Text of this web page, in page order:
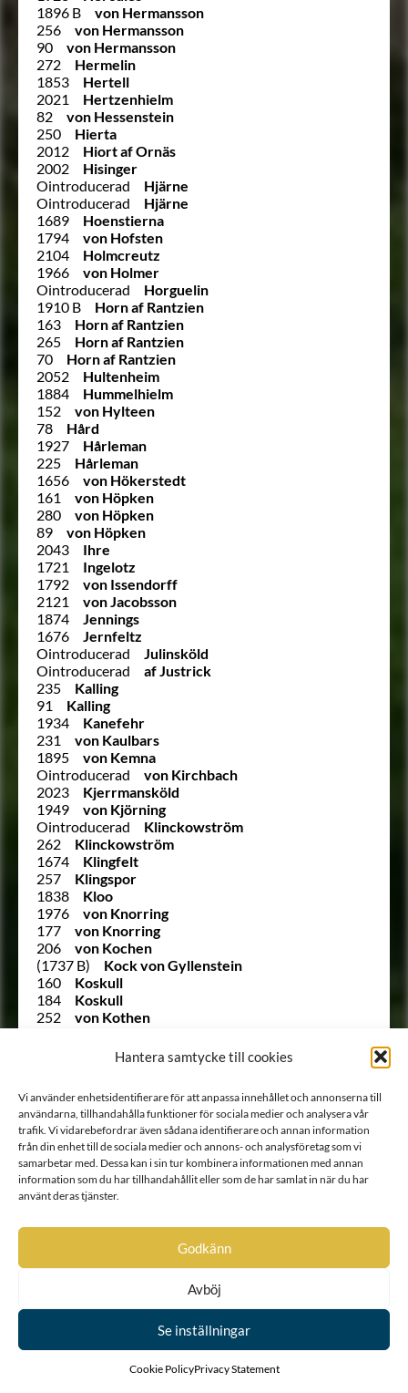
Hantera samtycke till cookies
Vi använder enhetsidentifierare för att anpassa innehållet och annonserna till
användarna, tillhandahålla funktioner för sociala medier och analysera vår
trafik. Vi vidarebefordrar även sådana identifierare och annan information
från din enhet till de sociala medier och annons- och analysföretag som vi
samarbetar med. Dessa kan i sin tur kombinera informationen med annan
information som du har tillhandahållit eller som de har samlat in när du har
använt deras tjänster.
Godkänn
Avböj
Se inställningar
Cookie PolicyPrivacy Statement
1896 B
von Hermansson
256
von Hermansson
90
von Hermansson
272
Hermelin
1853
Hertell
2021
Hertzenhielm
82
von Hessenstein
250
Hierta
2012
Hiort af Ornäs
2002
Hisinger
Ointroducerad
Hjärne
Ointroducerad
Hjärne
1689
Hoenstierna
1794
von Hofsten
2104
Holmcreutz
1966
von Holmer
Ointroducerad
Horguelin
1910 B
Horn af Rantzien
163
Horn af Rantzien
265
Horn af Rantzien
70
Horn af Rantzien
2052
Hultenheim
1884
Hummelhielm
152
von Hylteen
78
Hård
1927
Hårleman
225
Hårleman
1656
von Hökerstedt
161
von Höpken
280
von Höpken
89
von Höpken
2043
Ihre
1721
Ingelotz
1792
von Issendorff
2121
von Jacobsson
1874
Jennings
1676
Jernfeltz
Ointroducerad
Julinsköld
Ointroducerad
af Justrick
235
Kalling
91
Kalling
1934
Kanefehr
231
von Kaulbars
1895
von Kemna
Ointroducerad
von Kirchbach
2023
Kjerrmansköld
1949
von Kjörning
Ointroducerad
Klinckowström
262
Klinckowström
1674
Klingfelt
257
Klingspor
1838
Kloo
1976
von Knorring
177
von Knorring
206
von Kochen
(1737 B)
Kock von Gyllenstein
160
Koskull
184
Koskull
252
von Kothen
von Krassow
167
von Köhler
1693
Köppen
156
Lagerberg
75
Lagerberg
Ointroducerad
Lagerberg
254
Lagerbielke
2061 B
Lagerbring
Lagerstam
1630
Lagerstolpe
1933
Lagersvärd
Ointroducerad
Lagertvist